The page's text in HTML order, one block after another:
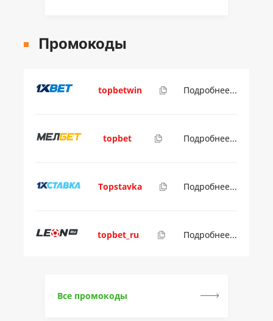
Промокоды
topbetwin Подробнее...
topbet Подробнее...
Topstavka Подробнее...
topbet_ru Подробнее...
Все промокоды